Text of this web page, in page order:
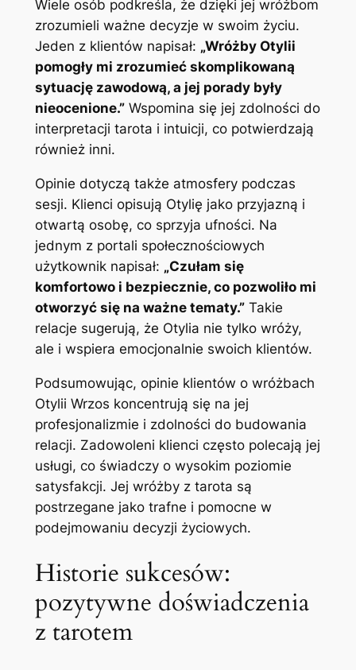
Wiele osób podkreśla, że dzięki jej wróżbom
zrozumieli ważne decyzje w swoim życiu.
Jeden z klientów napisał: „Wróżby Otylii
pomogły mi zrozumieć skomplikowaną
sytuację zawodową, a jej porady były
nieocenione.”Wspomina się jej zdolności do
interpretacji tarota i intuicji, co potwierdzają
również inni.
Opinie dotyczą także atmosfery podczas
sesji. Klienci opisują Otylię jako przyjazną i
otwartą osobę, co sprzyja ufności. Na
jednym z portali społecznościowych
użytkownik napisał: „Czułam się
komfortowo i bezpiecznie, co pozwoliło mi
otworzyć się na ważne tematy.”Takie
relacje sugerują, że Otylia nie tylko wróży,
ale i wspiera emocjonalnie swoich klientów.
Podsumowując, opinie klientów o wróżbach
Otylii Wrzos koncentrują się na jej
profesjonalizmie i zdolności do budowania
relacji. Zadowoleni klienci często polecają jej
usługi, co świadczy o wysokim poziomie
satysfakcji. Jej wróżby z tarota są
postrzegane jako trafne i pomocne w
podejmowaniu decyzji życiowych.
Historie sukcesów:
pozytywne doświadczenia
z tarotem